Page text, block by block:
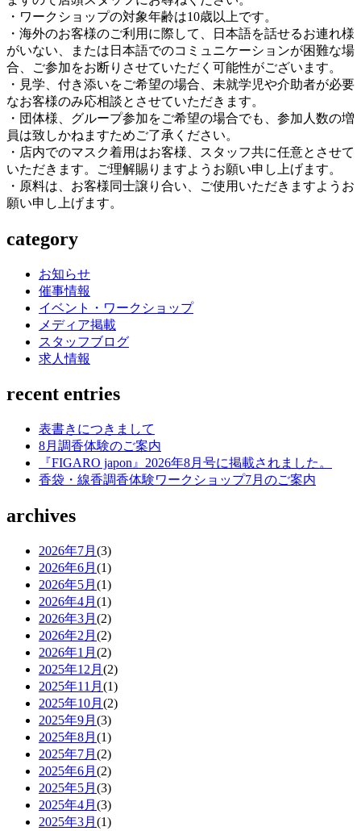
・ワークショップの対象年齢は10歳以上です。
・海外のお客様のご利用に際して、日本語を話せるお連れ様
がいない、または日本語でのコミュニケーションが困難な場
合、ご参加をお断りさせていただく可能性がございます。
・見学、付き添いをご希望の場合、未就学児や介助者が必要
なお客様のみ応相談とさせていただきます。
・団体様、グループ参加をご希望の場合でも、参加人数の増
員は致しかねますためご了承ください。
・店内でのマスク着用はお客様、スタッフ共に任意とさせて
いただきます。ご理解賜りますようお願い申し上げます。
・原料は、お客様同士譲り合い、ご使用いただきますようお
願い申し上げます。
category
お知らせ
催事情報
イベント・ワークショップ
メディア掲載
スタッフブログ
求人情報
recent entries
表書きにつきまして
8月調香体験のご案内
『FIGARO japon』2026年8月号に掲載されました。
香袋・線香調香体験ワークショップ7月のご案内
archives
2026年7月 (3)
2026年6月 (1)
2026年5月 (1)
2026年4月 (1)
2026年3月 (2)
2026年2月 (2)
2026年1月 (2)
2025年12月 (2)
2025年11月 (1)
2025年10月 (2)
2025年9月 (3)
2025年8月 (1)
2025年7月 (2)
2025年6月 (2)
2025年5月 (3)
2025年4月 (3)
2025年3月 (1)